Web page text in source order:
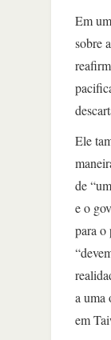
Em
sobre
Ele
de
e o
para o
a uma
em